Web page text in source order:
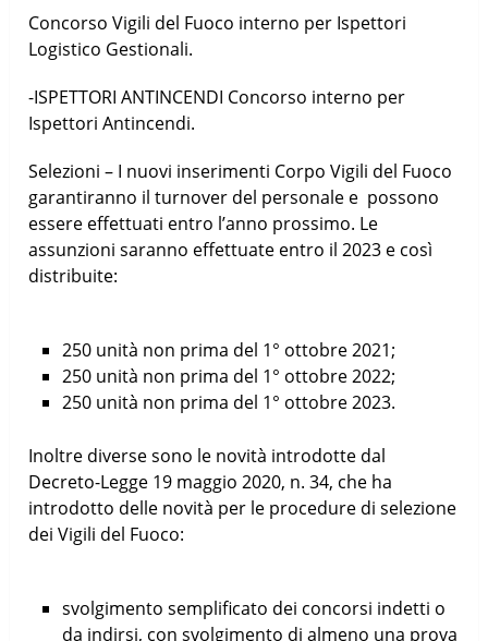
Concorso Vigili del Fuoco interno per Ispettori
Logistico Gestionali.
-ISPETTORI ANTINCENDI Concorso interno per
Ispettori Antincendi.
Selezioni – I nuovi inserimenti Corpo Vigili del Fuoco
garantiranno il turnover del personale e possono
essere effettuati entro l’anno prossimo. Le
assunzioni saranno effettuate entro il 2023 e così
distribuite:
250 unità non prima del 1° ottobre 2021;
250 unità non prima del 1° ottobre 2022;
250 unità non prima del 1° ottobre 2023.
Inoltre diverse sono le novità introdotte dal
Decreto-Legge 19 maggio 2020, n. 34, che ha
introdotto delle novità per le procedure di selezione
dei Vigili del Fuoco:
svolgimento semplificato dei concorsi indetti o
da indirsi, con svolgimento di almeno una prova